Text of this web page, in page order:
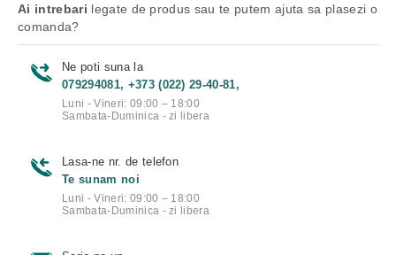
Ai intrebari legate de produs sau te putem ajuta sa plasezi o
comanda?
Ne poti suna la
079294081, +373 (022) 29-40-81,
Luni - Vineri: 09:00 – 18:00
Sambata-Duminica - zi libera
Lasa-ne nr. de telefon
Te sunam noi
Luni - Vineri: 09:00 – 18:00
Sambata-Duminica - zi libera